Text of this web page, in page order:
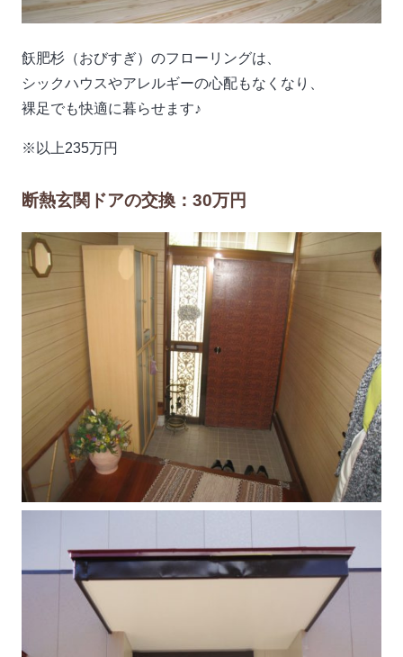
飫肥杉（おびすぎ）のフローリングは、
シックハウスやアレルギーの心配もなくなり、
裸足でも快適に暮らせます♪
※以上235万円
断熱玄関ドアの交換：30万円